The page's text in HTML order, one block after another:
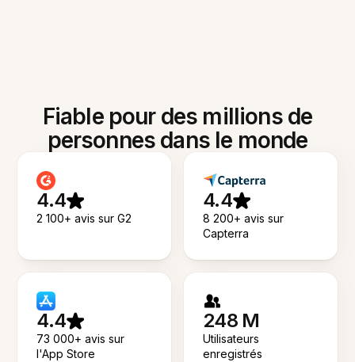
Fiable pour des millions de
personnes dans le monde
4.4
2 100+ avis sur G2
4.4
8 200+ avis sur
Capterra
4.4
73 000+ avis sur
l'App Store
248 M
Utilisateurs
enregistrés